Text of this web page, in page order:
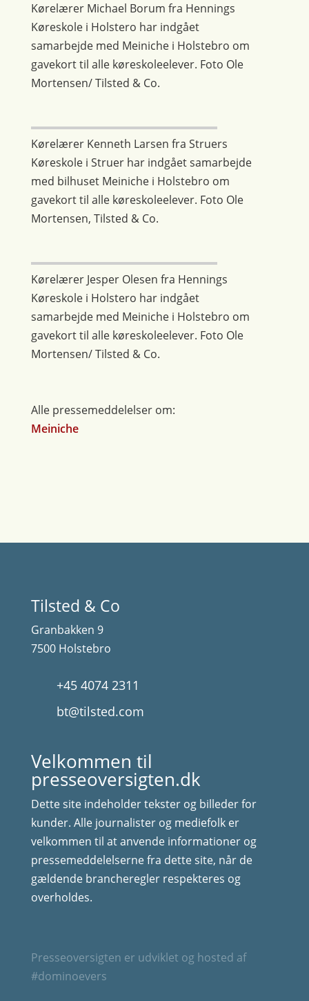
Kørelærer Michael Borum fra Hennings
Køreskole i Holstero har indgået
samarbejde med Meiniche i Holstebro om
gavekort til alle køreskoleelever. Foto Ole
Mortensen/ Tilsted & Co.
Kørelærer Kenneth Larsen fra Struers
Køreskole i Struer har indgået samarbejde
med bilhuset Meiniche i Holstebro om
gavekort til alle køreskoleelever. Foto Ole
Mortensen, Tilsted & Co.
Kørelærer Jesper Olesen fra Hennings
Køreskole i Holstero har indgået
samarbejde med Meiniche i Holstebro om
gavekort til alle køreskoleelever. Foto Ole
Mortensen/ Tilsted & Co.
Alle pressemeddelelser om:
Meiniche
Tilsted & Co
Granbakken 9
7500 Holstebro
+45 4074 2311
bt@tilsted.com
Velkommen til
presseoversigten.dk
Dette site indeholder tekster og billeder for
kunder. Alle journalister og mediefolk er
velkommen til at anvende informationer og
pressemeddelelserne fra dette site, når de
gældende brancheregler respekteres og
overholdes.
Presseoversigten er udviklet og hosted af
#dominoevers